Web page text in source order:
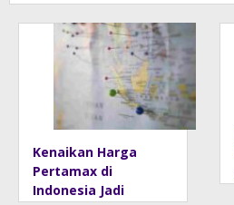
Tanah Air
Sejak Dini
Kenaikan Harga
Pertamax di
Indonesia Jadi